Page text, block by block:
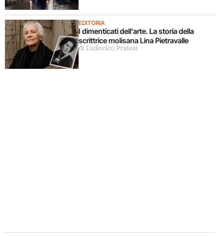
EDITORIA
I dimenticati dell’arte. La storia della
scrittrice molisana Lina Pietravalle
di Ludovico Pratesi